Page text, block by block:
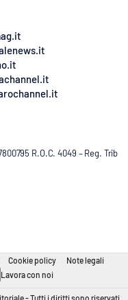
R.O.C. 4049 – Reg. Trib
Cookie policy Note legali
Lavora con noi
- Tutti i diritti sono riservati